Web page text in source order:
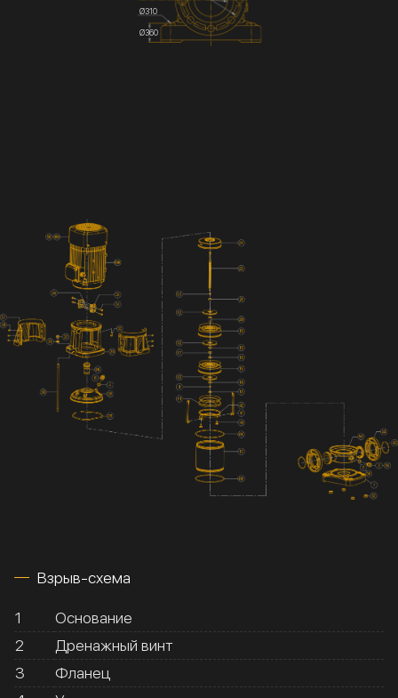
Ø310
Ø360
Взрыв-схема
1
Основание
2
Дренажный винт
3
Фланец